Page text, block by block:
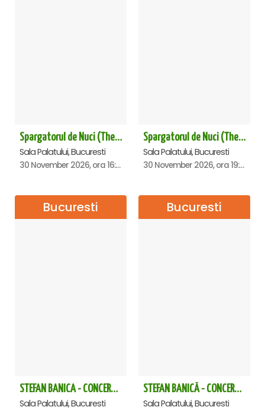
Spargatorul de Nuci (The Nutcracker) -UKRAINIAN CLASSICAL BALLET (ora 16.00) - Bucuresti
Sala Palatului, Bucuresti
30 November 2026, ora 16:00
Spargatorul de Nuci (The Nutcracker) -UKRAINIAN CLASSICAL BALLET (ora 19.30) - Bucuresti
Sala Palatului, Bucuresti
30 November 2026, ora 19:30
Bucuresti
STEFAN BANICA - CONCERT EXTRAORDINAR DE CRĂCIUN 2026
Sala Palatului, Bucuresti
Bucuresti
STEFAN BANICĂ - CONCERT EXTRAORDINAR DE CRĂCIUN 2026
Sala Palatului, Bucuresti